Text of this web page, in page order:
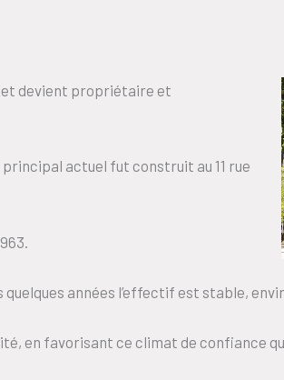
et devient propriétaire et
actuel fut construit au 11 rue
années l’effectif est stable,
en favorisant ce climat de confiance